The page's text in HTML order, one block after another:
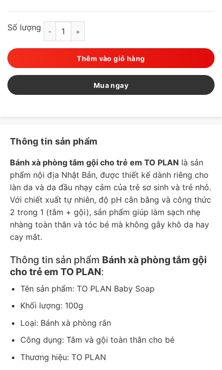
Số lượng TO PLAN - Bánh xà phòng tắm gội cho trẻ em 100g
Thêm vào giỏ hàng
Mua ngay
Thông tin sản phẩm
Bánh xà phòng tắm gội cho trẻ em TO PLAN là sản
phẩm nội địa Nhật Bản, được thiết kế dành riêng cho
làn da và da đầu nhạy cảm của trẻ sơ sinh và trẻ nhỏ.
Với chiết xuất tự nhiên, độ pH cân bằng và công thức
2 trong 1 (tắm + gội), sản phẩm giúp làm sạch nhẹ
nhàng toàn thân và tóc bé mà không gây khô da hay
cay mắt.
Thông tin sản phẩm Bánh xà phòng tắm gội
cho trẻ em TO PLAN:
Tên sản phẩm: TO PLAN Baby Soap
Khối lượng: 100g
Loại: Bánh xà phòng rắn
Công dụng: Tắm và gội toàn thân cho bé
Thương hiệu: TO PLAN